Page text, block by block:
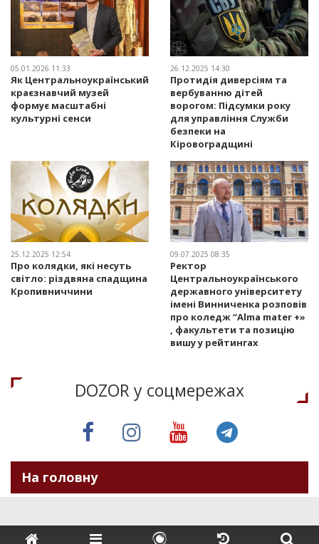
05.01.2026 11:33
Як Центральноукраїнський
краєзнавчий музей
формує масштабні
культурні сенси
26.12.2025 14:30
Протидія диверсіям та
вербуванню дітей
ворогом: Підсумки року
для управління Служби
безпеки на
Кіровоградщині
25.12.2025 12:54
Про колядки, які несуть
світло: різдвяна спадщина
Кропивниччини
09.07.2025 08:35
Ректор
Центральноукраїнського
державного університету
імені Винниченка розповів
про коледж “Alma mater +»
, факультети та позицію
вишу у рейтингах
DOZOR у соцмережах
На головну